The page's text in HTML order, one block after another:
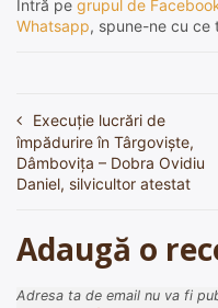
Intră pe grupul de
Whatsapp, spune-ne cu ce
Navigare
în
articole
Execuție lucrări de
împădurire în Târgoviște,
Dâmbovița – Dobra Ovidiu
Daniel, silvicultor atestat
Adaugă o
Adresa ta de email nu va fi